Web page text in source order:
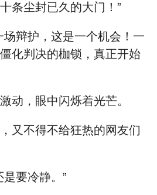
条尘封已久的大门！”
场辩护，这是一个机会！一
化判决的枷锁，真正开始
动，眼中闪烁着光芒。
又不得不给狂热的网友们
是要冷静。”